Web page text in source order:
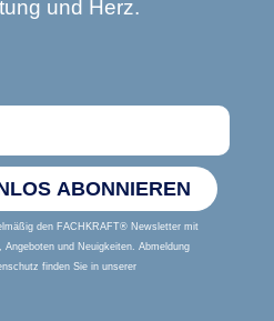
und Herz.
ABONNIEREN
den FACHKRAFT® Newsletter mit
und Neuigkeiten. Abmeldung
finden Sie in unserer